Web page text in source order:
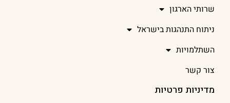
שרותי הארגון
ניתוח התנהגות בישראל
השתלמויות
צור קשר
מדיניות פרטיות